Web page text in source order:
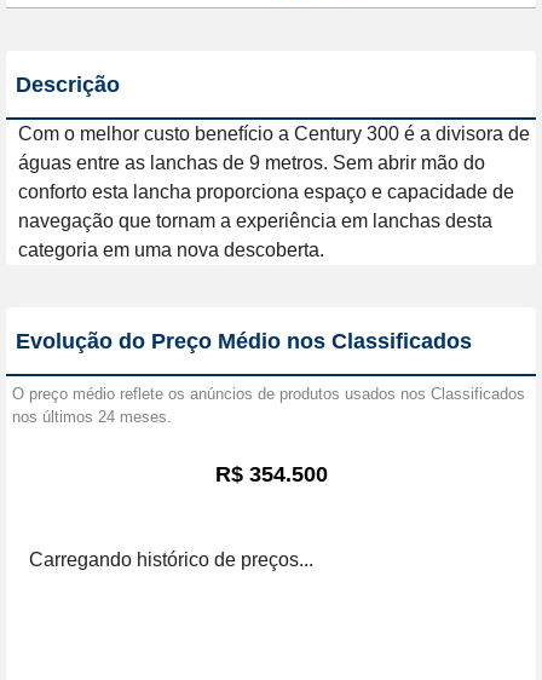
Descrição
Com o melhor custo benefício a Century 300 é a divisora de
águas entre as lanchas de 9 metros. Sem abrir mão do
conforto esta lancha proporciona espaço e capacidade de
navegação que tornam a experiência em lanchas desta
categoria em uma nova descoberta.
Evolução do Preço Médio nos Classificados
O preço médio reflete os anúncios de produtos usados nos Classificados
nos últimos 24 meses.
R$ 354.500
Carregando histórico de preços...